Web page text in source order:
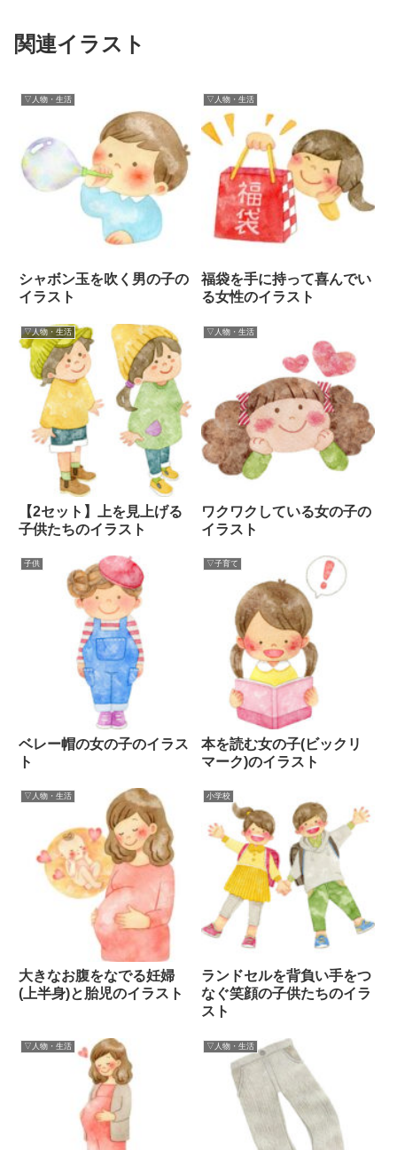
関連イラスト
▽人物・生活
シャボン玉を吹く男の子の
イラスト
▽人物・生活
福袋を手に持って喜んでい
る女性のイラスト
▽人物・生活
【2セット】上を見上げる
子供たちのイラスト
▽人物・生活
ワクワクしている女の子の
イラスト
子供
ベレー帽の女の子のイラス
ト
▽子育て
本を読む女の子(ビックリ
マーク)のイラスト
▽人物・生活
大きなお腹をなでる妊婦
(上半身)と胎児のイラスト
小学校
ランドセルを背負い手をつ
なぐ笑顔の子供たちのイラ
スト
▽人物・生活 ▽人物・生活